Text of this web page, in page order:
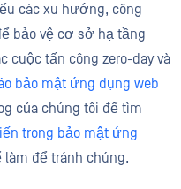
các xu hướng, công
bảo vệ cơ sở hạ tầng
cuộc tấn công zero-day và
bảo mật ứng dụng web
của chúng tôi để tìm
trong bảo mật ứng
để tránh chúng.